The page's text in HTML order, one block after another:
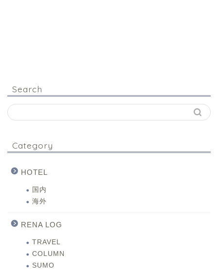
Search
Category
HOTEL
国内
海外
RENA LOG
TRAVEL
COLUMN
SUMO